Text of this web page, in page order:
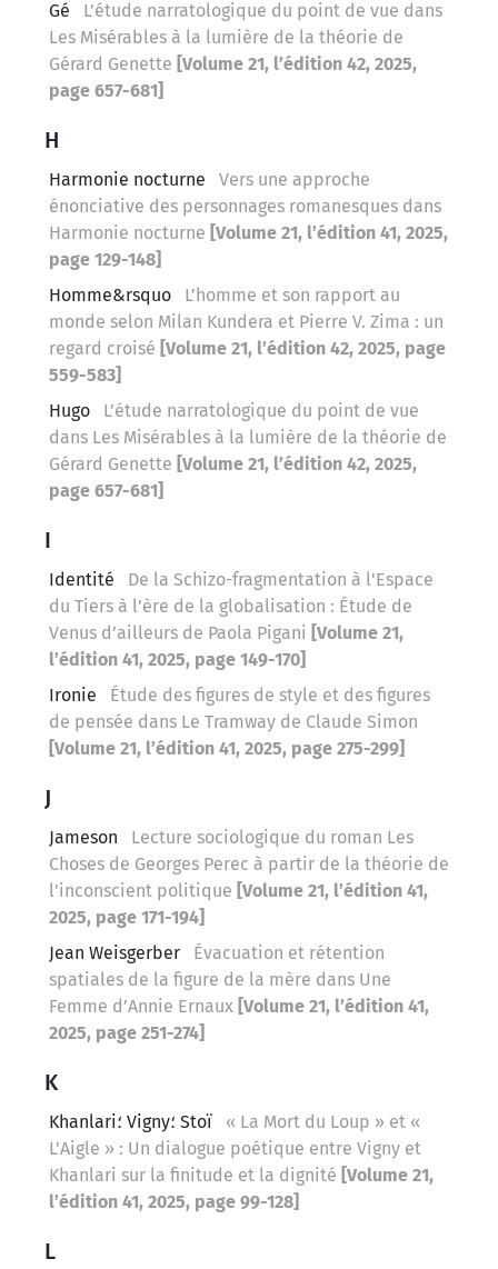
Gé
L’étude narratologique du point de vue dans
Les Misérables à la lumière de la théorie de
Gérard Genette [Volume 21, l’édition 42, 2025,
page 657-681]
H
Harmonie nocturne
Vers une approche
énonciative des personnages romanesques dans
Harmonie nocturne [Volume 21, l’édition 41, 2025,
page 129-148]
Homme&‌‌‌‌rsquo
L’homme et son rapport au
monde selon Milan Kundera et Pierre V. Zima : un
regard croisé [Volume 21, l’édition 42, 2025, page
559-583]
Hugo
L’étude narratologique du point de vue
dans Les Misérables à la lumière de la théorie de
Gérard Genette [Volume 21, l’édition 42, 2025,
page 657-681]
I
Identité
De la Schizo-fragmentation à l'Espace
du Tiers à l’ère de la globalisation : Étude de
Venus d’ailleurs de Paola Pigani [Volume 21,
l’édition 41, 2025, page 149-170]
Ironie
Étude des figures de style et des figures
de pensée dans Le Tramway de Claude Simon
[Volume 21, l’édition 41, 2025, page 275-299]
J
Jameson
Lecture sociologique du roman Les
Choses de Georges Perec à partir de la théorie de
l'inconscient politique [Volume 21, l’édition 41,
2025, page 171-194]
Jean Weisgerber
Évacuation et rétention
spatiales de la figure de la mère dans Une
Femme d’Annie Ernaux [Volume 21, l’édition 41,
2025, page 251-274]
K
Khanlari؛ Vigny؛ Stoï
« La Mort du Loup » et «
L'Aigle » : Un dialogue poétique entre Vigny et
Khanlari sur la finitude et la dignité [Volume 21,
l’édition 41, 2025, page 99-128]
L